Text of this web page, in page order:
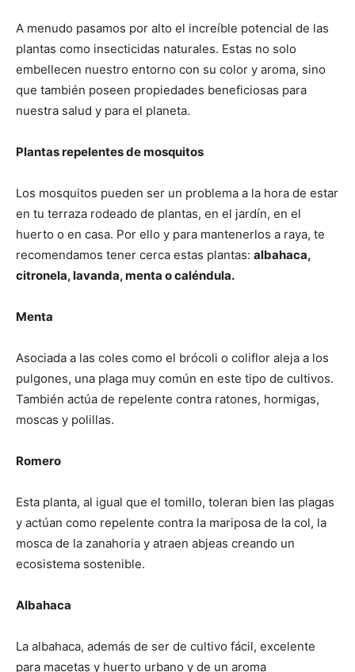
A menudo pasamos por alto el increíble potencial de las
plantas como insecticidas naturales. Estas no solo
embellecen nuestro entorno con su color y aroma, sino
que también poseen propiedades beneficiosas para
nuestra salud y para el planeta.
Plantas repelentes de mosquitos
Los mosquitos pueden ser un problema a la hora de estar
en tu terraza rodeado de plantas, en el jardín, en el
huerto o en casa. Por ello y para mantenerlos a raya, te
recomendamos tener cerca estas plantas: albahaca,
citronela, lavanda, menta o caléndula.
Menta
Asociada a las coles como el brócoli o coliflor aleja a los
pulgones, una plaga muy común en este tipo de cultivos.
También actúa de repelente contra ratones, hormigas,
moscas y polillas.
Romero
Esta planta, al igual que el tomillo, toleran bien las plagas
y actúan como repelente contra la mariposa de la col, la
mosca de la zanahoria y atraen abjeas creando un
ecosistema sostenible.
Albahaca
La albahaca, además de ser de cultivo fácil, excelente
para macetas y huerto urbano y de un aroma